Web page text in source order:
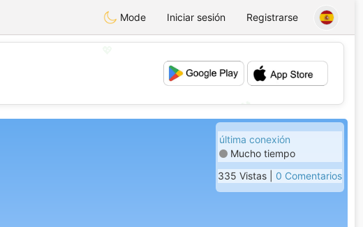
Mode Iniciar sesión Registrarse
💕
última conexión
Mucho tiempo
335 Vistas | 0 Comentarios